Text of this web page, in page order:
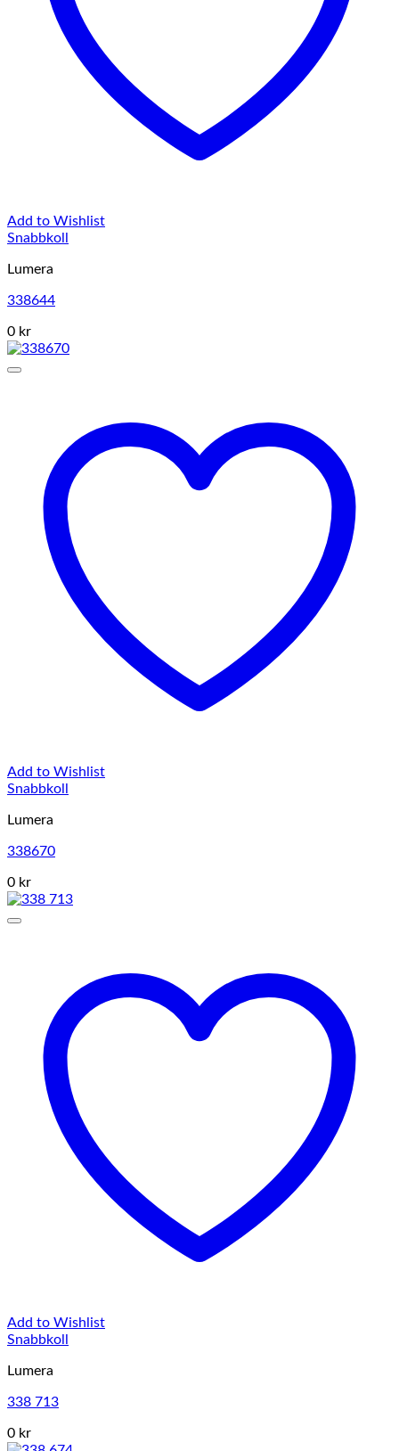
Add to Wishlist
Snabbkoll
Lumera
338644
0 kr
Add to Wishlist
Snabbkoll
Lumera
338670
0 kr
Add to Wishlist
Snabbkoll
Lumera
338 713
0 kr